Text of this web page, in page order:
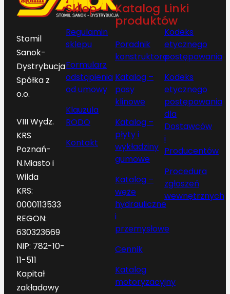
Stomil
Sanok-
Dystrybucja
Spółka z
o.o.
VIII Wydz.
KRS
Poznań-
N.Miasto i
Wilda
KRS:
0000113533
REGON:
630323669
NIP: 782-10-
11-511
Kapitał
zakładowy
Sklep
Regulamin
sklepu
Formularz
odstąpienia
od umowy
Klauzula
RODO
Kontakt
Katalog
produktów
Poradnik
konstruktora
Katalog –
pasy
klinowe
Katalog –
płyty i
wykładziny
gumowe
Katalog –
węże
hydrauliczne
i
przemysłowe
Cennik
Katalog
motoryzacyjny
Linki
Kodeks
etycznego
postępowania
Kodeks
etycznego
postępowania
dla
Dostawców
i
Producentów
Procedura
zgłoszeń
wewnętrznych